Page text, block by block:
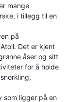
mange
i tillegg til en
på
Det er kjent
åser og sitt
for å holde
som ligger på en